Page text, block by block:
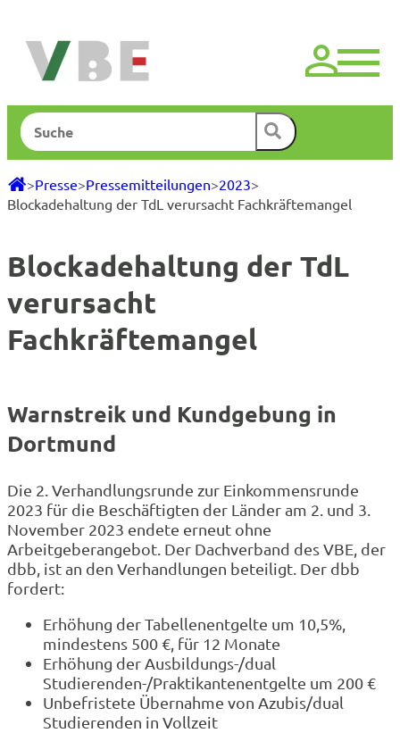
springen
Suchen
>Presse>Pressemitteilungen>2023>
Blockadehaltung der TdL verursacht Fachkräftemangel
Blockadehaltung der TdL
verursacht
Fachkräftemangel
Warnstreik und Kundgebung in
Dortmund
Die 2. Verhandlungsrunde zur Einkommensrunde
2023 für die Beschäftigten der Länder am 2. und 3.
November 2023 endete erneut ohne
Arbeitgeberangebot. Der Dachverband des VBE, der
dbb, ist an den Verhandlungen beteiligt. Der dbb
fordert:
Erhöhung der Tabellenentgelte um 10,5%,
mindestens 500 €, für 12 Monate
Erhöhung der Ausbildungs-/dual
Studierenden-/Praktikantenentgelte um 200 €
Unbefristete Übernahme von Azubis/dual
Studierenden in Vollzeit